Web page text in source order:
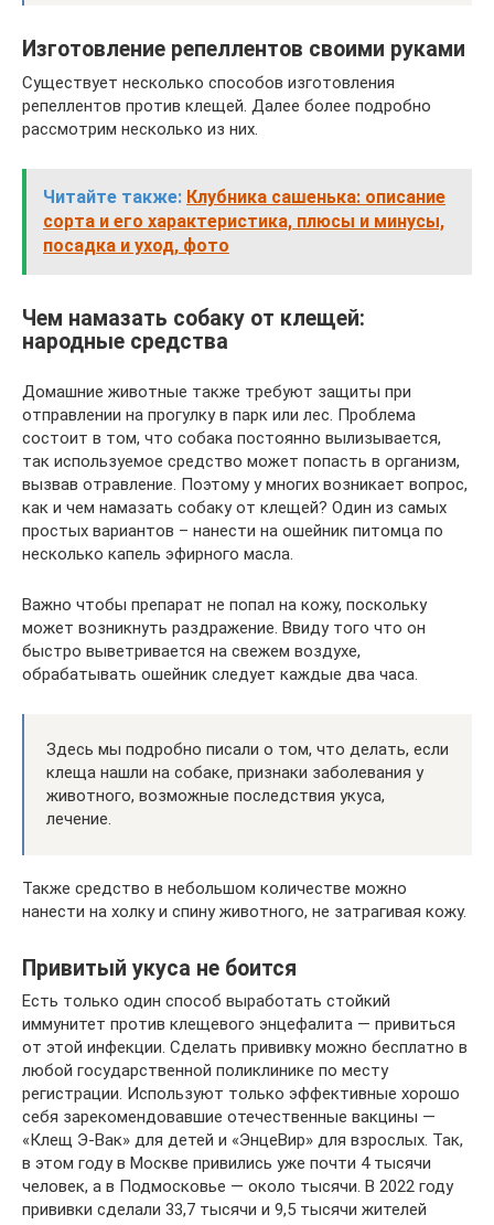
Изготовление репеллентов своими руками
Существует несколько способов изготовления
репеллентов против клещей. Далее более подробно
рассмотрим несколько из них.
Читайте также: Клубника сашенька: описание
сорта и его характеристика, плюсы и минусы,
посадка и уход, фото
Чем намазать собаку от клещей:
народные средства
Домашние животные также требуют защиты при
отправлении на прогулку в парк или лес. Проблема
состоит в том, что собака постоянно вылизывается,
так используемое средство может попасть в организм,
вызвав отравление. Поэтому у многих возникает вопрос,
как и чем намазать собаку от клещей? Один из самых
простых вариантов – нанести на ошейник питомца по
несколько капель эфирного масла.
Важно чтобы препарат не попал на кожу, поскольку
может возникнуть раздражение. Ввиду того что он
быстро выветривается на свежем воздухе,
обрабатывать ошейник следует каждые два часа.
Здесь мы подробно писали о том, что делать, если
клеща нашли на собаке, признаки заболевания у
животного, возможные последствия укуса,
лечение.
Также средство в небольшом количестве можно
нанести на холку и спину животного, не затрагивая кожу.
Привитый укуса не боится
Есть только один способ выработать стойкий
иммунитет против клещевого энцефалита — привиться
от этой инфекции. Сделать прививку можно бесплатно в
любой государственной поликлинике по месту
регистрации. Используют только эффективные хорошо
себя зарекомендовавшие отечественные вакцины —
«Клещ Э-Вак» для детей и «ЭнцеВир» для взрослых. Так,
в этом году в Москве привились уже почти 4 тысячи
человек, а в Подмосковье — около тысячи. В 2022 году
прививки сделали 33,7 тысячи и 9,5 тысячи жителей